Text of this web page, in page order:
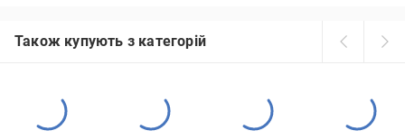
Також купують з категорій